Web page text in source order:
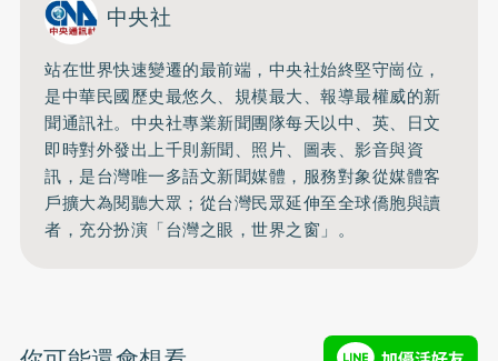
中央社
站在世界快速變遷的最前端，中央社始終堅守崗位，
是中華民國歷史最悠久、規模最大、報導最權威的新
聞通訊社。中央社專業新聞團隊每天以中、英、日文
即時對外發出上千則新聞、照片、圖表、影音與資
訊，是台灣唯一多語文新聞媒體，服務對象從媒體客
戶擴大為閱聽大眾；從台灣民眾延伸至全球僑胞與讀
者，充分扮演「台灣之眼，世界之窗」。